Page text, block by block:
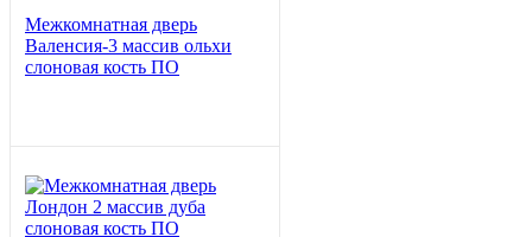
Межкомнатная дверь
Валенсия-3 массив ольхи
слоновая кость ПО